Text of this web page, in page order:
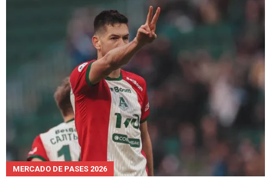
MERCADO DE PASES 2026